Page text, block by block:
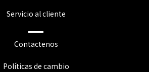
Servicio al cliente
Contactenos
Políticas de cambio